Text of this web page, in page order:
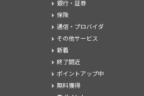
銀行・証券
保険
通信・プロバイダ
その他サービス
新着
終了間近
ポイントアップ中
無料獲得